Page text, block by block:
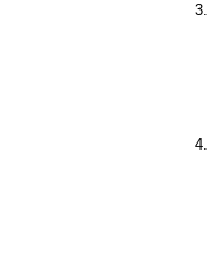
3.
4.